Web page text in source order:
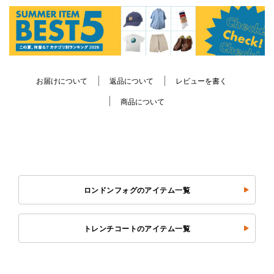
お届けについて 返品について レビューを書く
商品について
ロンドンフォグのアイテム一覧
トレンチコートのアイテム一覧